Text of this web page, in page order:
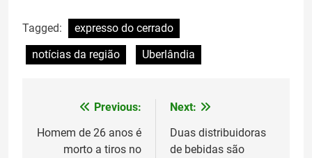
Tagged:
expresso do cerrado
notícias da região
Uberlândia
Navegação
de
Previous:
Homem de 26 anos é
morto a tiros no
Next:
Duas distribuidoras
de bebidas são